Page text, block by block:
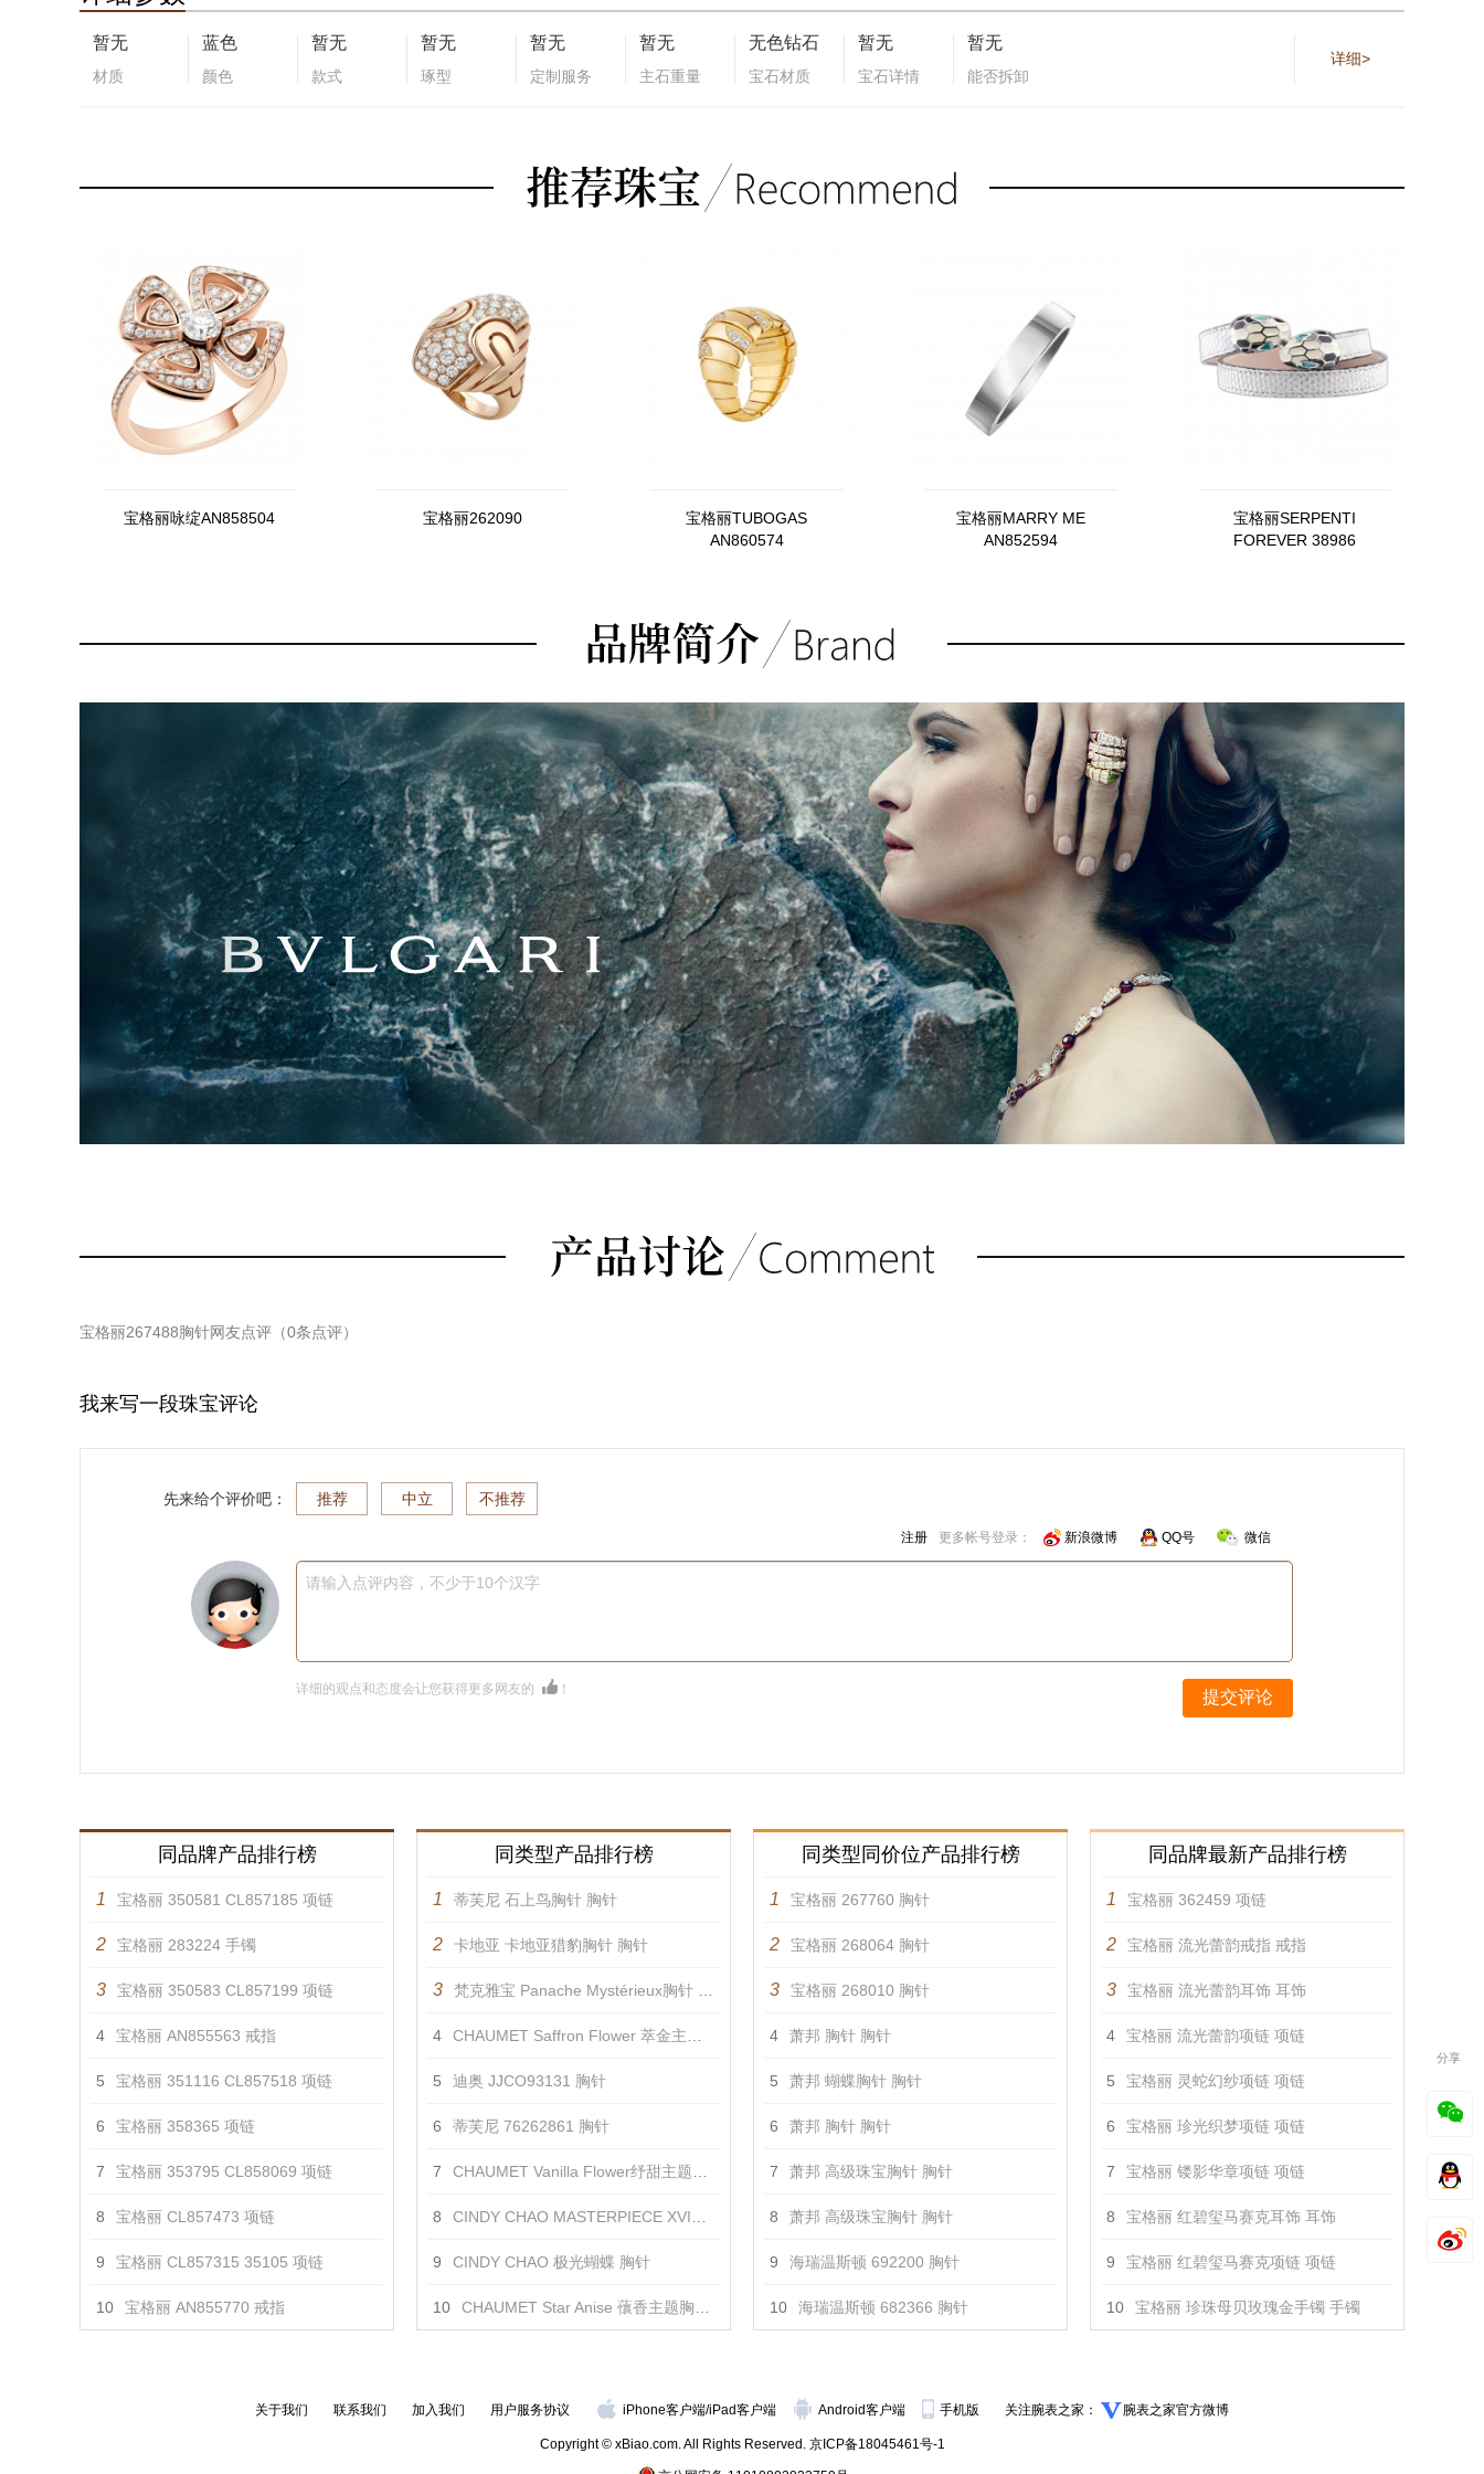
暂无
材质
蓝色
颜色
暂无
款式
暂无
琢型
暂无
定制服务
暂无
主石重量
无色钻石
宝石材质
暂无
宝石详情
暂无
能否拆卸
详细>
宝格丽咏绽AN858504 宝格丽262090
宝格丽TUBOGAS
AN860574
宝格丽MARRY ME
AN852594
宝格丽SERPENTI
FOREVER 38986
宝格丽267488胸针网友点评（0条点评）
我来写一段珠宝评论
先来给个评价吧： 推荐 中立 不推荐
注册 更多帐号登录： 新浪微博 QQ号 微信
请输入点评内容，不少于10个汉字
详细的观点和态度会让您获得更多网友的 ！ 提交评论
同品牌产品排行榜
1 宝格丽 350581 CL857185 项链
2 宝格丽 283224 手镯
3 宝格丽 350583 CL857199 项链
4 宝格丽 AN855563 戒指
5 宝格丽 351116 CL857518 项链
6 宝格丽 358365 项链
7 宝格丽 353795 CL858069 项链
8 宝格丽 CL857473 项链
9 宝格丽 CL857315 35105 项链
10 宝格丽 AN855770 戒指
同类型产品排行榜
1 蒂芙尼 石上鸟胸针 胸针
2 卡地亚 卡地亚猎豹胸针 胸针
3 梵克雅宝 Panache Mystérieux胸针 胸针
4 CHAUMET Saffron Flower 萃金主题胸针2 胸针
5 迪奥 JJCO93131 胸针
6 蒂芙尼 76262861 胸针
7 CHAUMET Vanilla Flower纾甜主题胸针 胸针
8 CINDY CHAO MASTERPIECE XVI金黄羽饰 胸针
9 CINDY CHAO 极光蝴蝶 胸针
10 CHAUMET Star Anise 蘹香主题胸针 胸针
同类型同价位产品排行榜
1 宝格丽 267760 胸针
2 宝格丽 268064 胸针
3 宝格丽 268010 胸针
4 萧邦 胸针 胸针
5 萧邦 蝴蝶胸针 胸针
6 萧邦 胸针 胸针
7 萧邦 高级珠宝胸针 胸针
8 萧邦 高级珠宝胸针 胸针
9 海瑞温斯顿 692200 胸针
10 海瑞温斯顿 682366 胸针
同品牌最新产品排行榜
1 宝格丽 362459 项链
2 宝格丽 流光蕾韵戒指 戒指
3 宝格丽 流光蕾韵耳饰 耳饰
4 宝格丽 流光蕾韵项链 项链
5 宝格丽 灵蛇幻纱项链 项链
6 宝格丽 珍光织梦项链 项链
7 宝格丽 镂影华章项链 项链
8 宝格丽 红碧玺马赛克耳饰 耳饰
9 宝格丽 红碧玺马赛克项链 项链
10 宝格丽 珍珠母贝玫瑰金手镯 手镯
关于我们 联系我们 加入我们 用户服务协议 iPhone客户端/iPad客户端 Android客户端 手机版 关注腕表之家： 腕表之家官方微博
Copyright © xBiao.com. All Rights Reserved. 京ICP备18045461号-1
分享